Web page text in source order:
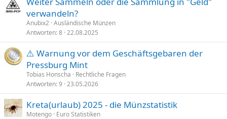
verwandeln?
Anubix2 Ausländische Münzen
Antworten 8 22.08.2025
⚠️ Warnung vor dem Geschäftsgebaren der
Pressburg Mint
Tobias Honscha
Rechtliche Fragen
Antworten 9 23.05.2026
Kreta(urlaub) 2025 - die Münzstatistik
Motengo Euro Statistiken